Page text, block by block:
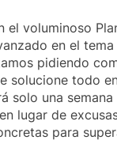
el voluminoso
en el
pidiendo
solucione todo
solo una semana
lugar de
para